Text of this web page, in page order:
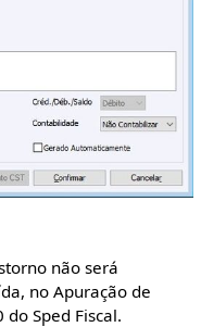
não será
no Apuração de
Sped Fiscal.